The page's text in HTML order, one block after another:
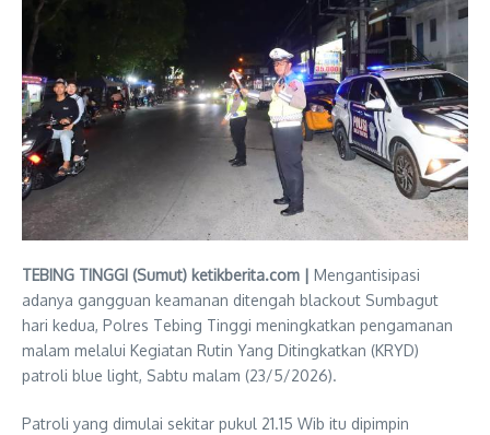
TEBING TINGGI (Sumut) ketikberita.com | Mengantisipasi
adanya gangguan keamanan ditengah blackout Sumbagut
hari kedua, Polres Tebing Tinggi meningkatkan pengamanan
malam melalui Kegiatan Rutin Yang Ditingkatkan (KRYD)
patroli blue light, Sabtu malam (23/5/2026).
Patroli yang dimulai sekitar pukul 21.15 Wib itu dipimpin